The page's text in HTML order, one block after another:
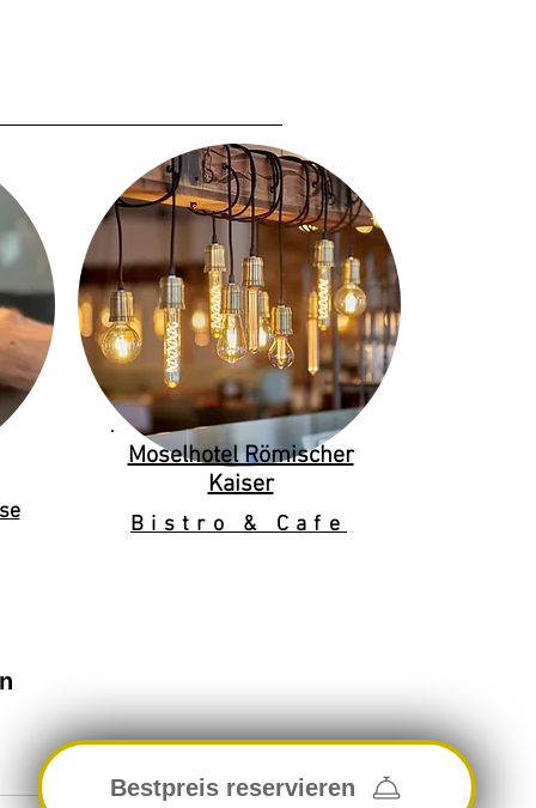
Bestpreis reservieren
Moselhotel Römischer
Kaiser
Bistro & Cafe